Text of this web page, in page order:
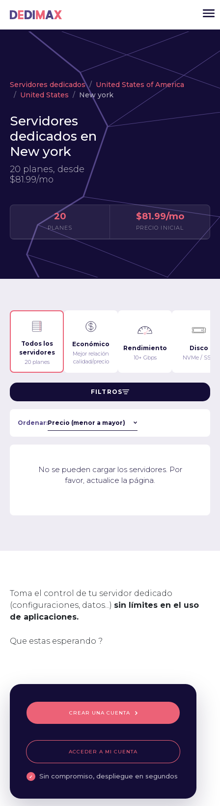
VPS
Servidores dedicados
Servidores dedicados
United States of America
United States
New york
Servidores
dedicados en
New york
20 planes, desde
$81.99/mo
20
PLANES
$81.99/mo
PRECIO INICIAL
Todos los
servidores
20 planes
Económico
Mejor relación
calidad/precio
Rendimiento
10+ Gbps
Disco
NVMe / SSD
FILTROS
Ordenar:
No se pueden cargar los servidores. Por
favor, actualice la página.
Toma el control de tu servidor dedicado
(configuraciones, datos...) sin límites en el uso
de aplicaciones.
Que estas esperando ?
CREAR UNA CUENTA
ACCEDER A MI CUENTA
Sin compromiso, despliegue en segundos